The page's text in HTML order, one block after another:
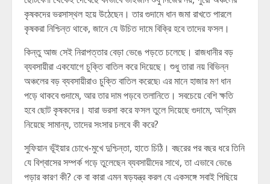
কৃষকদের ভরসাস্থল হয়ে উঠেছেন। তার গুদামে ধান জমা রাখতে পারলে
কৃষকরা নিশ্চিন্ত থাকে, জানে যে উচিত দামে বিক্রি হবে তাদের ফসল।
কিন্তু আজ সেই নিরাপত্তার বেড়া ভেঙে পড়তে চলেছে। রাজধানীর বড়
ব্যবসায়ীরা একযোগে চুক্তি বাতিল করে দিয়েছে। শুধু তারা নয় বিভিন্ন
অঞ্চলের বড় ব্যবসায়ীরাও চুক্তি বাতিল করেছে৷ এর মানে হাজার মণ ধান
পড়ে থাকবে গুদামে, আর তার দাম পড়বে তলানিতে। সবচেয়ে বেশি ক্ষতি
হবে ছোট কৃষকদের। যারা ভরসা করে ফসল তুলে দিয়েছে গুদামে, অগ্রিম
নিয়েছে সামান্য, তাদের সংসার চলবে কী করে?
সুফিয়ান ভূঁইয়ার চোখে-মুখে দুশ্চিন্তা, হাতে চিঠি। বছরের পর বছর ধরে তিনি
যে বিশ্বাসের সম্পর্ক গড়ে তুলেছেন ব্যবসায়ীদের সাথে, তা এভাবে ভেঙে
পড়ার কারণ কী? কে বা কারা এমন ষড়যন্ত্র করল যে একসঙ্গে সবাই পিছিয়ে